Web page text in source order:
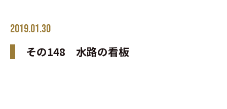
2019.01.30
その148 水路の看板